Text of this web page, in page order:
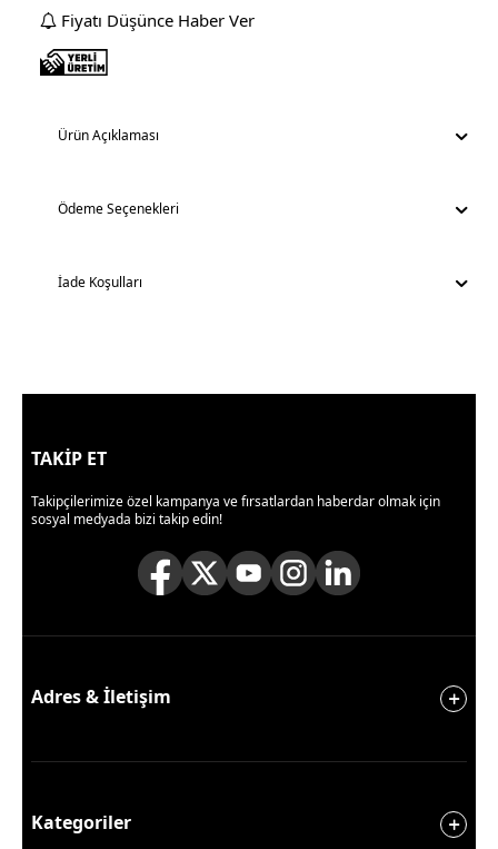
Fiyatı Düşünce Haber Ver
Ürün Açıklaması
Ödeme Seçenekleri
İade Koşulları
TAKİP ET
Takipçilerimize özel kampanya ve fırsatlardan haberdar olmak için
sosyal medyada bizi takip edin!
Adres & İletişim
Kategoriler